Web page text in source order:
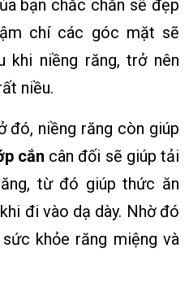
bạn chắc chắn sẽ đẹp
chí các góc mặt sẽ
khi niềng răng, trở nên
niều.
đó, niềng răng còn giúp
cắn cân đối sẽ giúp tải
từ đó giúp thức ăn
đi vào dạ dày. Nhờ đó
khỏe răng miệng và